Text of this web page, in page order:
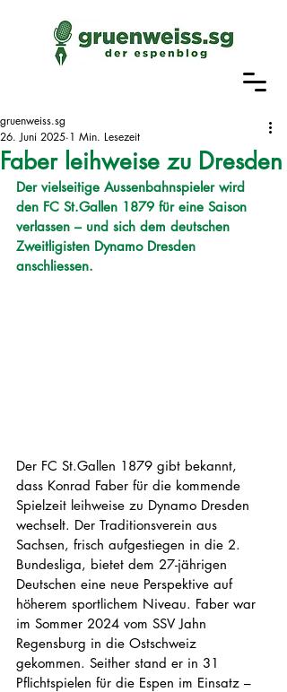
Faber leihweise zu Dresden
gruenweiss.sg
26. Juni 2025 1 Min. Lesezeit
Der vielseitige Aussenbahnspieler wird
den FC St.Gallen 1879 für eine Saison
verlassen – und sich dem deutschen
Zweitligisten Dynamo Dresden
anschliessen.
Der FC St.Gallen 1879 gibt bekannt,
dass Konrad Faber für die kommende
Spielzeit leihweise zu Dynamo Dresden
wechselt. Der Traditionsverein aus
Sachsen, frisch aufgestiegen in die 2.
Bundesliga, bietet dem 27-jährigen
Deutschen eine neue Perspektive auf
höherem sportlichem Niveau. Faber war
im Sommer 2024 vom SSV Jahn
Regensburg in die Ostschweiz
gekommen. Seither stand er in 31
Pflichtspielen für die Espen im Einsatz –